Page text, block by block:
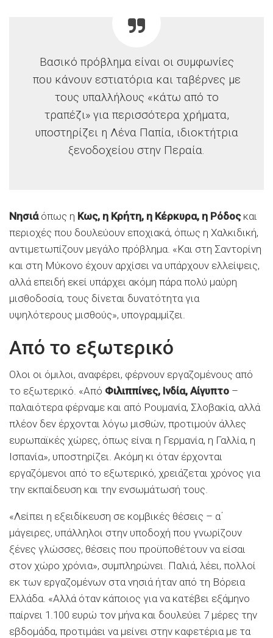
Βασικό πρόβλημα είναι οι συμφωνίες
που κάνουν εστιατόρια και ταβέρνες με
τους υπαλλήλους «κάτω από το
τραπέζι» για περισσότερα χρήματα,
υποστηρίζει η Λένα Παπία, ιδιοκτήτρια
ξενοδοχείου στην Περαία.
Νησιάόπως η Κως, η Κρήτη, η Κέρκυρα, η Ρόδοςκαι
περιοχές που δουλεύουν εποχιακά, όπως η Χαλκιδική,
αντιμετωπίζουν μεγάλο πρόβλημα. «Και στη Σαντορίνη
και στη Μύκονο έχουν αρχίσει να υπάρχουν ελλείψεις,
αλλά επειδή εκεί υπάρχει ακόμη πάρα πολύ μαύρη
μισθοδοσία, τους δίνεται δυνατότητα για
υψηλότερους μισθούς», υπογραμμίζει.
Από το εξωτερικό
Ολοι οι όμιλοι, αναφέρει, φέρνουν εργαζομένους από
το εξωτερικό. «Από Φιλιππίνες, Ινδία, Αίγυπτο –
παλαιότερα φέρναμε και από Ρουμανία, Σλοβακία, αλλά
πλέον δεν έρχονται λόγω μισθών, προτιμούν άλλες
ευρωπαϊκές χώρες, όπως είναι η Γερμανία, η Γαλλία, η
Ισπανία», υποστηρίζει. Ακόμη κι όταν έρχονται
εργαζόμενοι από το εξωτερικό, χρειάζεται χρόνος για
την εκπαίδευση και την ενσωμάτωσή τους.
«Λείπει η εξειδίκευση σε κομβικές θέσεις – α΄
μάγειρες, υπάλληλοι στην υποδοχή που γνωρίζουν
ξένες γλώσσες, θέσεις που προϋποθέτουν να είσαι
στον χώρο χρόνια», συμπληρώνει. Παλιά, λέει, πολλοί
εκ των εργαζομένων στα νησιά ήταν από τη Βόρεια
Ελλάδα. «Αλλά όταν κάποιος για να κατέβει εξάμηνο
παίρνει 1.100 ευρώ τον μήνα και δουλεύει 7 μέρες την
εβδομάδα, προτιμάει να μείνει στην καφετέρια με τα